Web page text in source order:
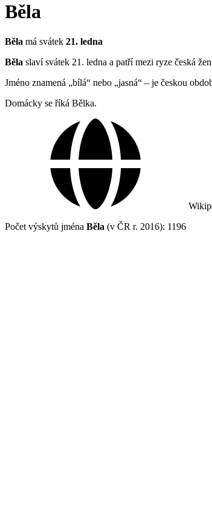
Běla
Běla má svátek 21. ledna
Běla slaví svátek 21. ledna a patří mezi ryze česká
Jméno znamená „bílá“ nebo „jasná“ – je českou
Domácky se říká Bělka.
Počet výskytů jména Běla (v ČR r. 2016): 1196